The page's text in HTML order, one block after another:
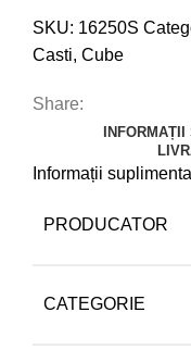
SKU: 16250S
Casti, Cube
Share:
Informații
PRODUCATOR
CATEGORIE